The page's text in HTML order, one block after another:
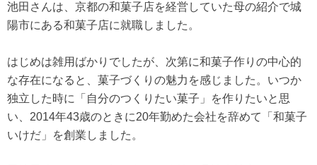
池田さんは、京都の和菓子店を経営していた母の紹介で城
陽市にある和菓子店に就職しました。
はじめは雑用ばかりでしたが、次第に和菓子作りの中心的
な存在になると、菓子づくりの魅力を感じました。いつか
独立した時に「自分のつくりたい菓子」を作りたいと思
い、2014年43歳のときに20年勤めた会社を辞めて「和菓子
いけだ」を創業しました。